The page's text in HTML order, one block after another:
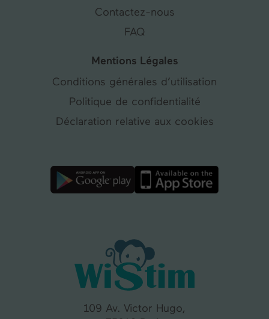
109 Av. Victor Hugo,
Contactez-nous
FAQ
Mentions Légales
Conditions générales d’utilisation
Politique de confidentialité
Déclaration relative aux cookies